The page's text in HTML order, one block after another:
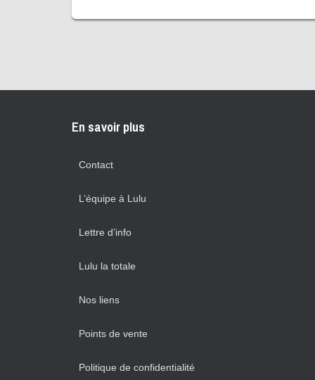
En savoir plus
Contact
L’équipe à Lulu
Lettre d’info
Lulu la totale
Nos liens
Points de vente
Politique de confidentialité